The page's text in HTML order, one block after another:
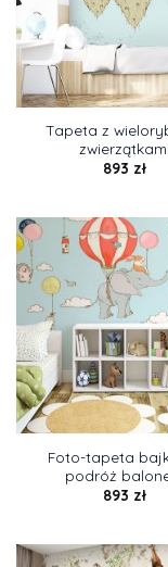
Tapeta z
zwierzątkami
893 zł
Foto-tapeta
podróż
893 zł